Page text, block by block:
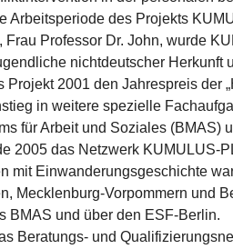
Arbeitsperiode des Projekts
Professor Dr. John, wurde
nichtdeutscher Herkunft
2001 den Jahrespreis der
in weitere spezielle
für Arbeit und Soziales (BMAS)
2005 das Netzwerk KUMULUS-
mit Einwanderungsgeschichte
Mecklenburg-Vorpommern und
BMAS und über den ESF-Berlin.
Beratungs- und